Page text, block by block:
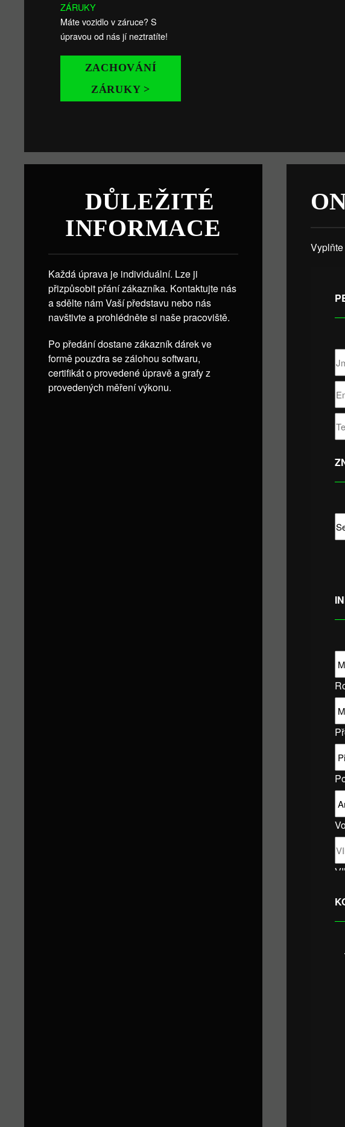
ZÁRUKY
Máte vozidlo v záruce? S
úpravou od nás jí neztratíte!
ZACHOVÁNÍ
ZÁRUKY >
DŮLEŽITÉ
INFORMACE
Každá úprava je individuální. Lze ji
přizpůsobit přání zákazníka. Kontaktujte nás
a sdělte nám Vaší představu nebo nás
navštivte a prohlédněte si naše pracoviště.
Po předání dostane zákazník dárek ve
formě pouzdra se zálohou softwaru,
certifikát o provedené úpravě a grafy z
provedených měření výkonu.